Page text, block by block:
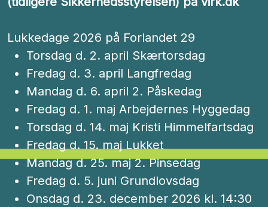
Lukkedage 2026 på Forlandet 29
Torsdag d. 2. april Skærtorsdag
Fredag d. 3. april Langfredag
Mandag d. 6. april 2. Påskedag
Fredag d. 1. maj Arbejdernes Hyggedag
Torsdag d. 14. maj Kristi Himmelfartsdag
Fredag d. 15. maj Lukket
Mandag d. 25. maj 2. Pinsedag
Fredag d. 5. juni Grundlovsdag
Onsdag d. 23. december 2026 kl. 14:30